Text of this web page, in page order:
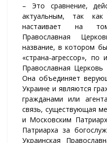
– Это сравнение,
актуальным, так как
настаивает на
Православная
название, в котором
«страна-агрессор», по
Православная
Она объединяет
Украине и являются
гражданами или
связь, существующая
и Московским
Патриарха за
Украинская